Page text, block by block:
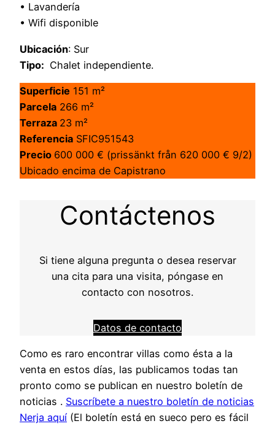
• Lavandería
• Wifi disponible
Ubicación: Sur
Tipo: Chalet independiente.
Superficie 151 m²
Parcela 266 m²
Terraza 23 m²
Referencia SFIC951543
Precio 600 000 € (prissänkt från 620 000 € 9/2)
Ubicado encima de Capistrano
Contáctenos
Si tiene alguna pregunta o desea reservar
una cita para una visita, póngase en
contacto con nosotros.
Datos de contacto
Como es raro encontrar villas como ésta a la
venta en estos días, las publicamos todas tan
pronto como se publican en nuestro boletín de
noticias . Suscríbete a nuestro boletín de noticias
Nerja aquí (El boletín está en sueco pero es fácil